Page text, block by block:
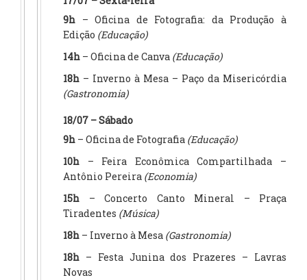
9h – Oficina de Fotografia: da Produção à
Edição (Educação)
14h – Oficina de Canva (Educação)
18h – Inverno à Mesa – Paço da Misericórdia
(Gastronomia)
18/07 – Sábado
9h – Oficina de Fotografia (Educação)
10h – Feira Econômica Compartilhada –
Antônio Pereira (Economia)
15h – Concerto Canto Mineral – Praça
Tiradentes (Música)
18h – Inverno à Mesa (Gastronomia)
18h – Festa Junina dos Prazeres – Lavras
Novas